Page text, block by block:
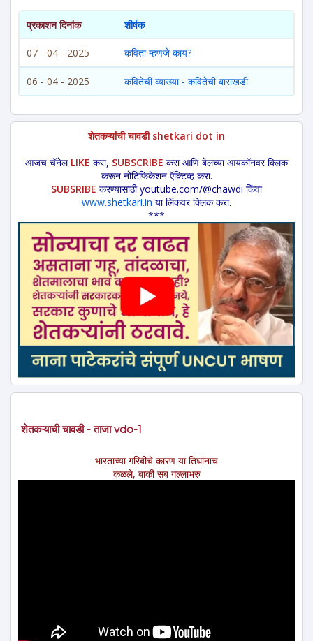
प्रकाशन दिनांक शीर्षक
07 - 04 - 2025 कविता म्हणजे काय?
06 - 04 - 2025 कवितेची व्याख्या - कवितेची बाराखडी
शेतकऱ्यांची चावडी shetkari dot in
आजच चॅनेल LIKE करा, SUBSCRIBE करा आणि बेलच्या आयकॉनवर क्लिक
करून नोटिफिकेशन ऍक्टिव्ह करा.
SUBSRIBE करण्यासाठी youtube.com/@chawdi किंवा
www.shetkari.in या लिंकवर क्लिक करा.
***
शेतकऱ्याची चावडी - ताजा vdo-1
भारताच्या गरिबीचे कारण या तिघांनाच
कळले, बाकी सब गल्लाभरु